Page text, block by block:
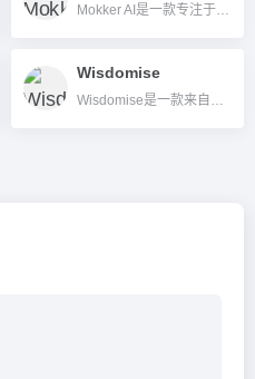
Wisdomise